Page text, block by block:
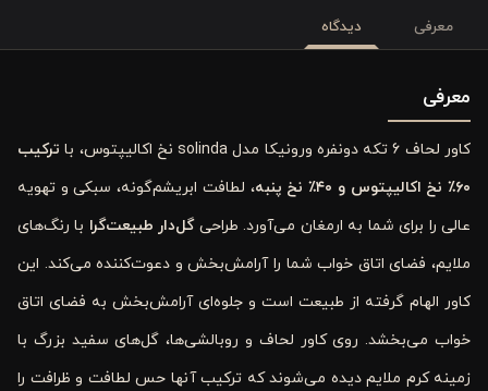
معرفی دیدگاه
معرفی
کاور لحاف 6 تکه دونفره ورونیکا مدل solinda نخ اکالیپتوس، با
ترکیب
۶۰٪ نخ اکالیپتوس و ۴۰٪ نخ پنبه
، لطافت ابریشم‌گونه، سبکی و تهویه
عالی را برای شما به ارمغان می‌آورد. طراحیگل‌دار طبیعت‌گرا با رنگ‌های
ملایم، فضای اتاق خواب شما را آرامش‌بخش و دعوت‌کننده می‌کند. این
کاور الهام گرفته از طبیعت است و جلوه‌ای آرامش‌بخش به فضای اتاق
خواب می‌بخشد. روی کاور لحاف و روبالشی‌ها، گل‌های سفید بزرگ با
زمینه کرم ملایم دیده می‌شوند که ترکیب آنها حس لطافت و ظرافت را